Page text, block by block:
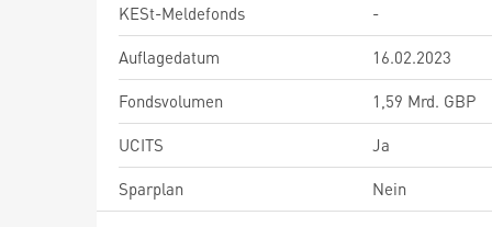
KESt-Meldefonds
-
Auflagedatum
16.02.2023
Fondsvolumen
1,59 Mrd. GBP
UCITS
Ja
Sparplan
Nein